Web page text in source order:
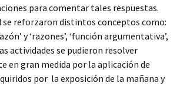
para comentar tales respuestas.
se reforzaron distintos conceptos como:
y ‘razones’, ‘función argumentativa’,
actividades se pudieron resolver
en gran medida por la aplicación de
por la exposición de la mañana y